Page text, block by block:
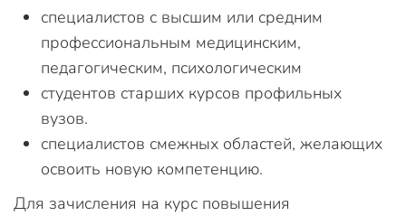
специалистов с высшим или средним
профессиональным медицинским,
педагогическим, психологическим
студентов старших курсов профильных
вузов.
специалистов смежных областей, желающих
освоить новую компетенцию.
Для зачисления на курс повышения